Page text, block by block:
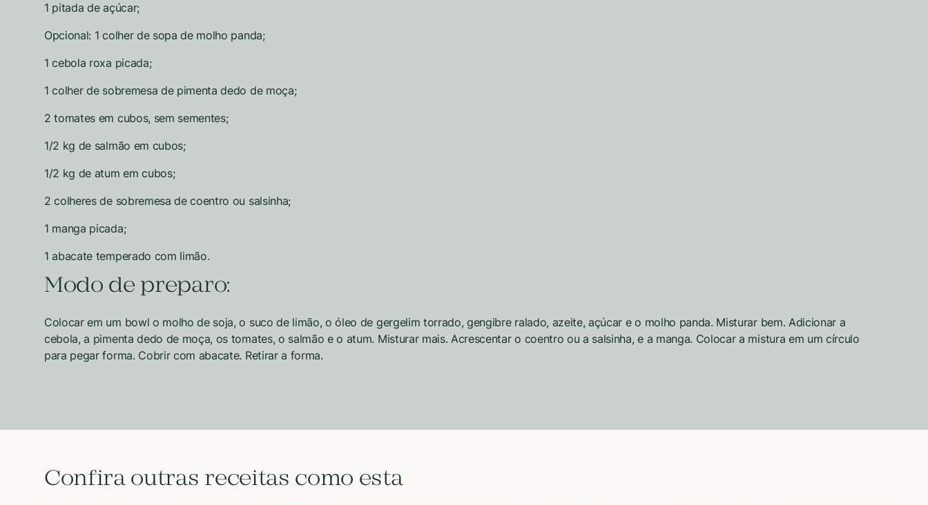
1 pitada de açúcar;
Opcional: 1 colher de sopa de molho panda;
1 cebola roxa picada;
1 colher de sobremesa de pimenta dedo de moça;
2 tomates em cubos, sem sementes;
1/2 kg de salmão em cubos;
1/2 kg de atum em cubos;
2 colheres de sobremesa de coentro ou salsinha;
1 manga picada;
1 abacate temperado com limão.
Modo de preparo:
Colocar em um bowl o molho de soja, o suco de limão, o óleo de gergelim torrado, gengibre ralado, azeite, açúcar e o molho panda. Misturar bem. Adicionar a
cebola, a pimenta dedo de moça, os tomates, o salmão e o atum. Misturar mais. Acrescentar o coentro ou a salsinha, e a manga. Colocar a mistura em um círculo
para pegar forma. Cobrir com abacate. Retirar a forma.
Confira outras receitas como esta